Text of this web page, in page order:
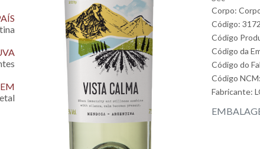
Corpo:
Código: 3172
Código
Código da
Código do
Código
Fabricante: